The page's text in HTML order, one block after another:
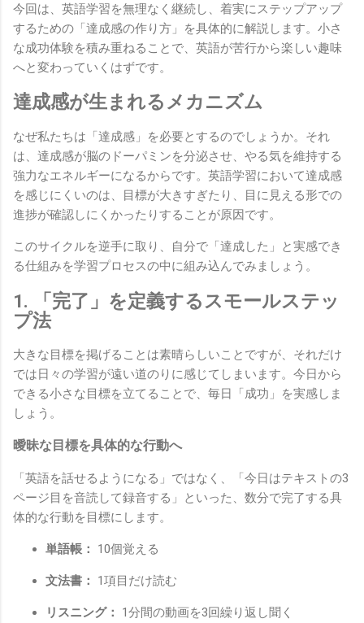
今回は、英語学習を無理なく継続し、着実にステップアップ
するための「達成感の作り方」を具体的に解説します。小さ
な成功体験を積み重ねることで、英語が苦行から楽しい趣味
へと変わっていくはずです。
達成感が生まれるメカニズム
なぜ私たちは「達成感」を必要とするのでしょうか。それ
は、達成感が脳のドーパミンを分泌させ、やる気を維持する
強力なエネルギーになるからです。英語学習において達成感
を感じにくいのは、目標が大きすぎたり、目に見える形での
進捗が確認しにくかったりすることが原因です。
このサイクルを逆手に取り、自分で「達成した」と実感でき
る仕組みを学習プロセスの中に組み込んでみましょう。
1. 「完了」を定義するスモールステッ
プ法
大きな目標を掲げることは素晴らしいことですが、それだけ
では日々の学習が遠い道のりに感じてしまいます。今日から
できる小さな目標を立てることで、毎日「成功」を実感しま
しょう。
曖昧な目標を具体的な行動へ
「英語を話せるようになる」ではなく、「今日はテキストの3
ページ目を音読して録音する」といった、数分で完了する具
体的な行動を目標にします。
単語帳： 10個覚える
文法書： 1項目だけ読む
リスニング： 1分間の動画を3回繰り返し聞く